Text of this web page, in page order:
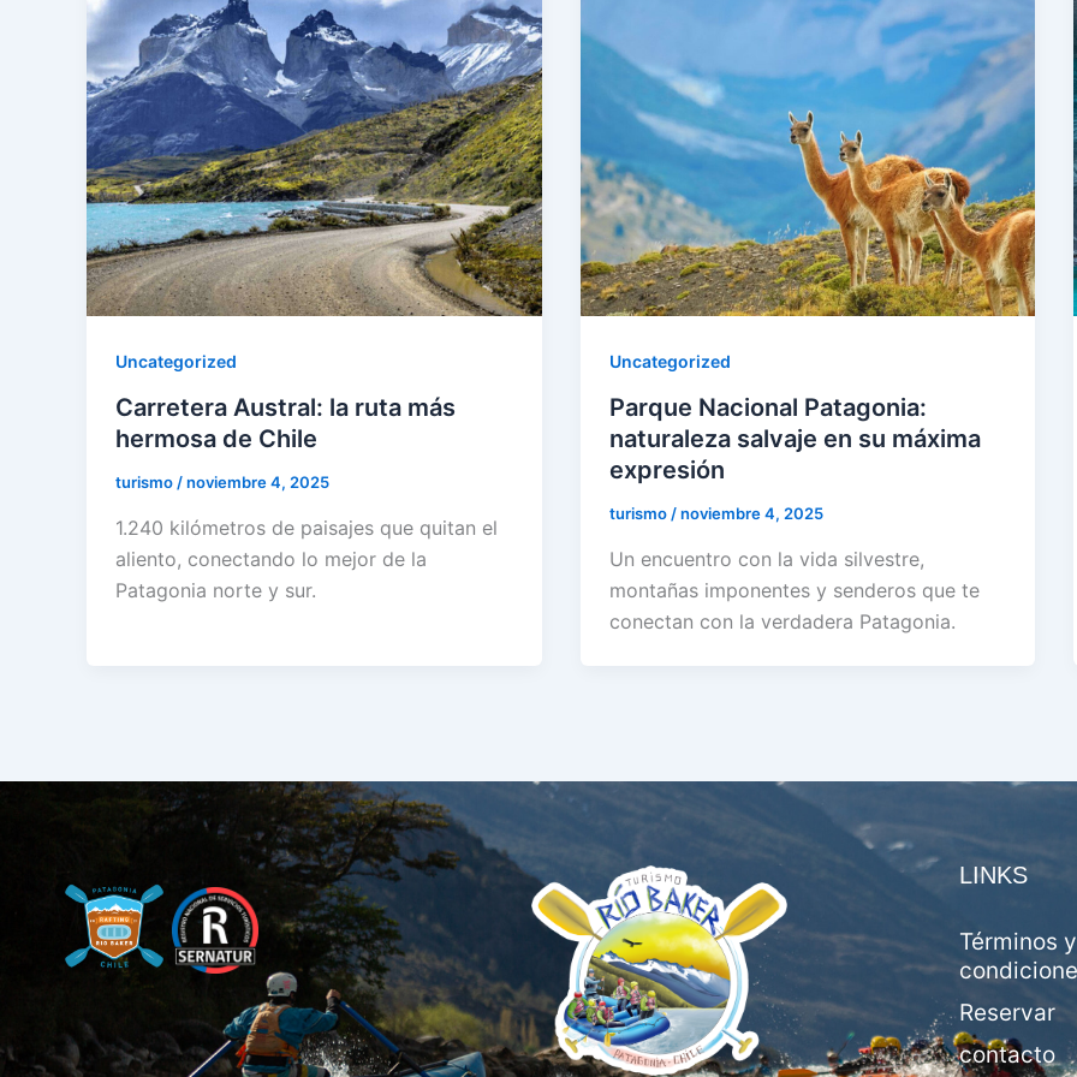
Uncategorized
Carretera Austral: la ruta más
hermosa de Chile
turismo/noviembre 4, 2025
1.240 kilómetros de paisajes que quitan el
aliento, conectando lo mejor de la
Patagonia norte y sur.
Uncategorized
Parque Nacional Patagonia:
naturaleza salvaje en su máxima
expresión
turismo/noviembre 4, 2025
Un encuentro con la vida silvestre,
montañas imponentes y senderos que te
conectan con la verdadera Patagonia.
LINKS
Términos y
Reservar
contacto